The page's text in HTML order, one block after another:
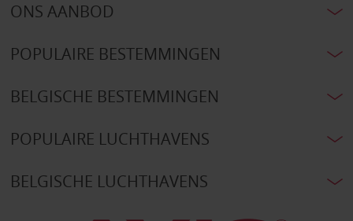
ONS AANBOD
POPULAIRE BESTEMMINGEN
BELGISCHE BESTEMMINGEN
POPULAIRE LUCHTHAVENS
BELGISCHE LUCHTHAVENS